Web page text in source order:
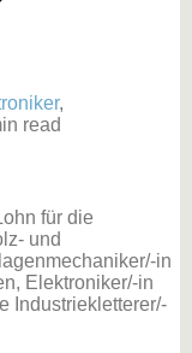
,
read
für die
und
in
Elektroniker/-in
Industriekletterer/-